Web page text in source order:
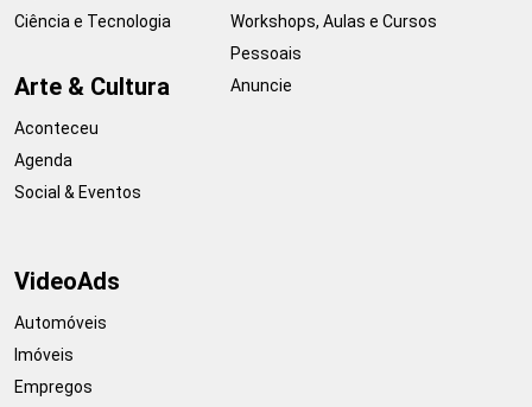
Ciência e Tecnologia
Arte & Cultura
Aconteceu
Agenda
Social & Eventos
Workshops, Aulas e Cursos
Pessoais
Anuncie
VideoAds
Automóveis
Imóveis
Empregos